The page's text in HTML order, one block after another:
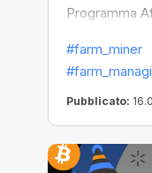
Programma
#farm_miner
Pubblicato: